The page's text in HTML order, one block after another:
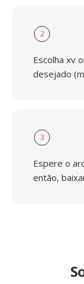
2
Escolha xv
desejado
3
Espere o
então,